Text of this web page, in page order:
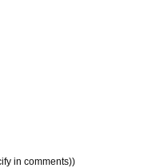
in comments))